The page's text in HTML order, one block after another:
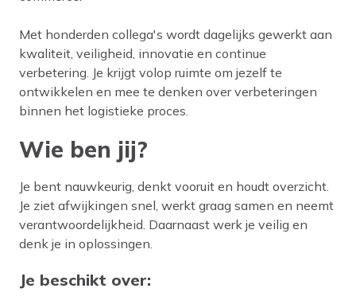
Met honderden collega's wordt dagelijks gewerkt aan
kwaliteit, veiligheid, innovatie en continue
verbetering. Je krijgt volop ruimte om jezelf te
ontwikkelen en mee te denken over verbeteringen
binnen het logistieke proces.
Wie ben jij?
Je bent nauwkeurig, denkt vooruit en houdt overzicht.
Je ziet afwijkingen snel, werkt graag samen en neemt
verantwoordelijkheid. Daarnaast werk je veilig en
denk je in oplossingen.
Je beschikt over: